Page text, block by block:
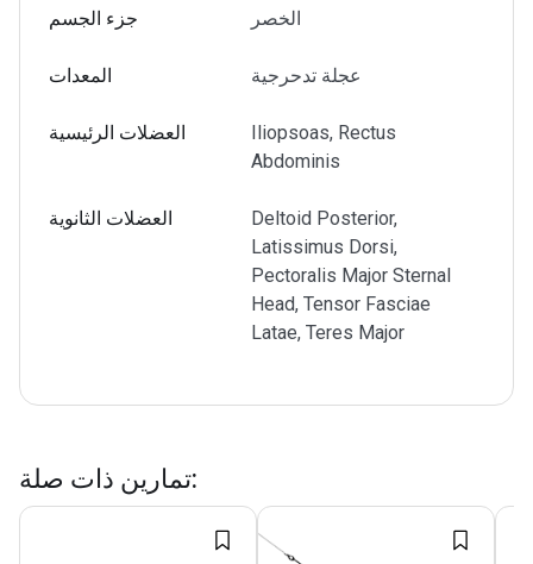
جزء الجسم الخصر
المعدات عجلة تدحرجية
العضلات الرئيسية
Iliopsoas, Rectus
Abdominis
العضلات الثانوية
Deltoid Posterior,
Latissimus Dorsi,
Pectoralis Major Sternal
Head, Tensor Fasciae
Latae, Teres Major
تمارين ذات صلة: